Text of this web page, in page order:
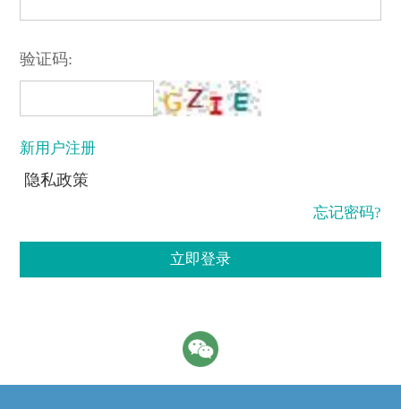
验证码:
新用户注册
隐私政策
忘记密码?
立即登录